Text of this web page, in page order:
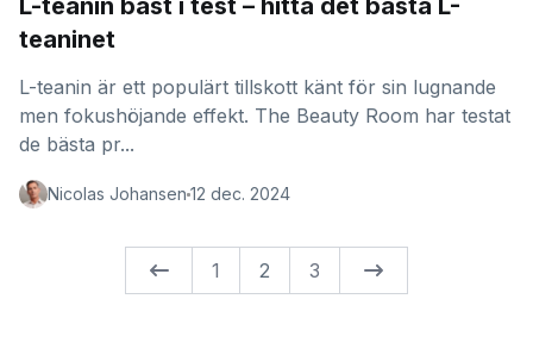
L-teanin bäst i test – hitta det bästa L-
teaninet
L-teanin är ett populärt tillskott känt för sin lugnande
men fokushöjande effekt. The Beauty Room har testat
de bästa pr...
Nicolas Johansen 12 dec. 2024
1 2 3